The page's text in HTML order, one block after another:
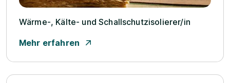
Wärme-, Kälte- und Schallschutzisolierer/­in
Mehr erfahren